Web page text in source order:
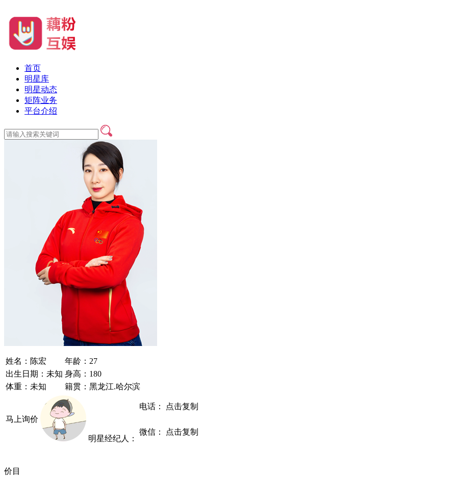
首页
明星库
明星动态
矩阵业务
平台介绍
姓名 ： 陈宏 年龄 ： 27
出生日期 ： 未知 身高 ： 180
体重 ： 未知 籍贯 ： 黑龙江.哈尔滨
马上询价
明星经纪人：
电话： 点击复制
微信： 点击复制
价目